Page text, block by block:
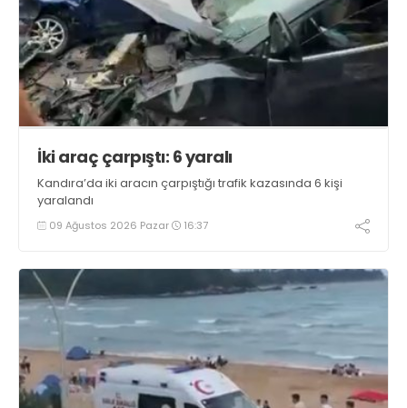
İki araç çarpıştı: 6 yaralı
Kandıra’da iki aracın çarpıştığı trafik kazasında 6 kişi
yaralandı
09 Ağustos 2026 Pazar 16:37